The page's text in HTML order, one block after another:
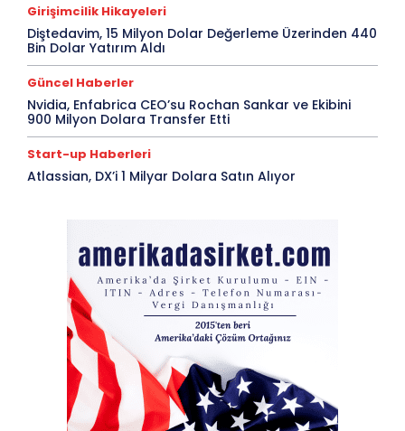
Girişimcilik Hikayeleri
Diştedavim, 15 Milyon Dolar Değerleme Üzerinden 440
Bin Dolar Yatırım Aldı
Güncel Haberler
Nvidia, Enfabrica CEO’su Rochan Sankar ve Ekibini
900 Milyon Dolara Transfer Etti
Start-up Haberleri
Atlassian, DX’i 1 Milyar Dolara Satın Alıyor